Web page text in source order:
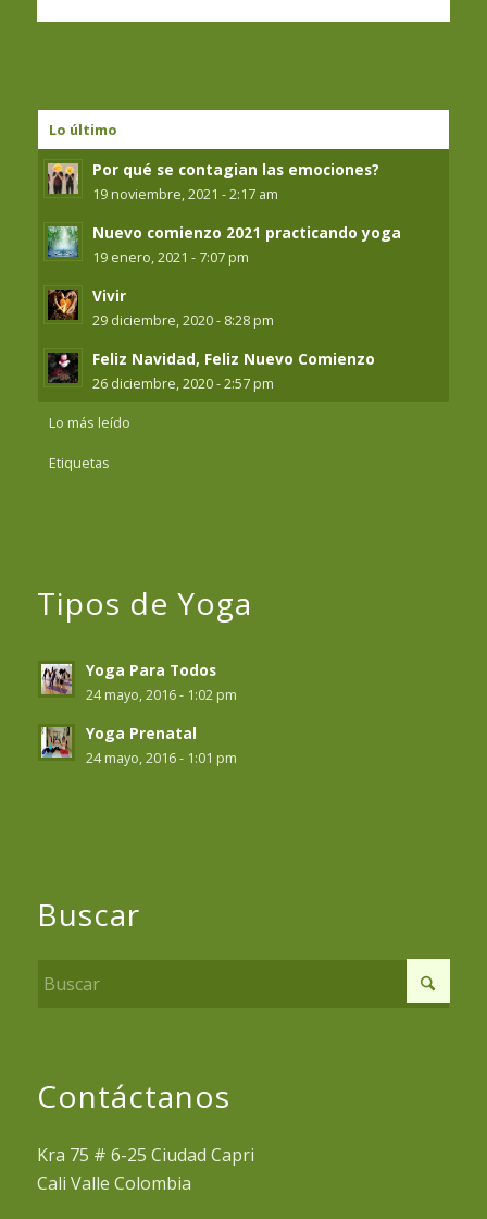
Lo último
Por qué se contagian las emociones?
19 noviembre, 2021 - 2:17 am
Nuevo comienzo 2021 practicando yoga
19 enero, 2021 - 7:07 pm
Vivir
29 diciembre, 2020 - 8:28 pm
Feliz Navidad, Feliz Nuevo Comienzo
26 diciembre, 2020 - 2:57 pm
Lo más leído
Etiquetas
Tipos de Yoga
Yoga Para Todos
24 mayo, 2016 - 1:02 pm
Yoga Prenatal
24 mayo, 2016 - 1:01 pm
Buscar
Contáctanos
Kra 75 # 6-25 Ciudad Capri
Cali Valle Colombia